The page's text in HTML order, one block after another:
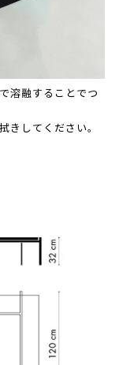
溶融することでつ
きしてください。